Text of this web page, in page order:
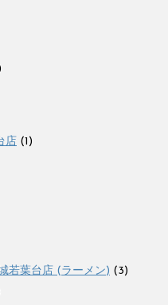
店 (1)
若葉台店 (ラーメン) (3)